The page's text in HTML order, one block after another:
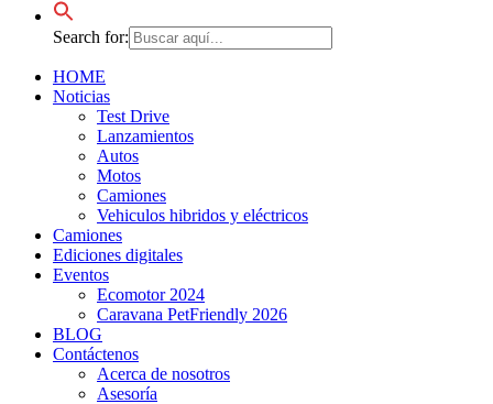
Search for:
HOME
Noticias
Test Drive
Lanzamientos
Autos
Motos
Camiones
Vehiculos hibridos y eléctricos
Camiones
Ediciones digitales
Eventos
Ecomotor 2024
Caravana PetFriendly 2026
BLOG
Contáctenos
Acerca de nosotros
Asesoría